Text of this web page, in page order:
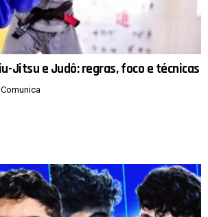
Jitsu e Judô: regras, foco e técnicas